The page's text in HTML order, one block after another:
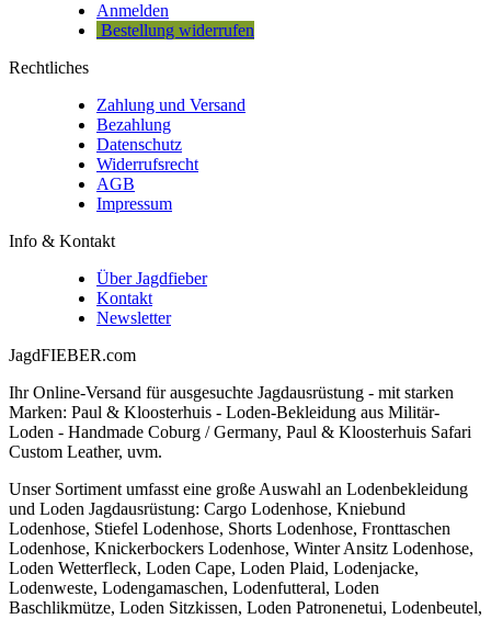
Anmelden
Bestellung widerrufen
Rechtliches
Zahlung und Versand
Bezahlung
Datenschutz
Widerrufsrecht
AGB
Impressum
Info & Kontakt
Über Jagdfieber
Kontakt
Newsletter
JagdFIEBER.com
Ihr Online-Versand für ausgesuchte Jagdausrüstung - mit starken
Marken: Paul & Kloosterhuis - Loden-Bekleidung aus Militär-
Loden - Handmade Coburg / Germany, Paul & Kloosterhuis Safari
Custom Leather, uvm.
Unser Sortiment umfasst eine große Auswahl an Lodenbekleidung
und Loden Jagdausrüstung: Cargo Lodenhose, Kniebund
Lodenhose, Stiefel Lodenhose, Shorts Lodenhose, Fronttaschen
Lodenhose, Knickerbockers Lodenhose, Winter Ansitz Lodenhose,
Loden Wetterfleck, Loden Cape, Loden Plaid, Lodenjacke,
Lodenweste, Lodengamaschen, Lodenfutteral, Loden
Baschlikmütze, Loden Sitzkissen, Loden Patronenetui, Lodenbeutel,